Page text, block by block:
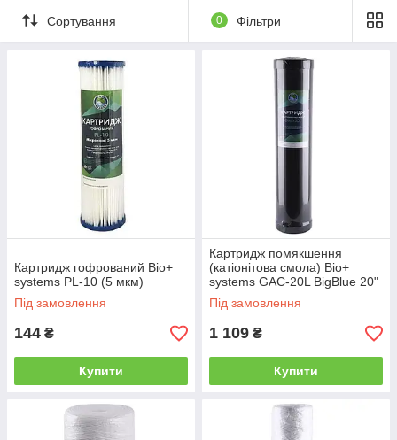
Сортування 0 Фільтри
Картридж гофрований Bio+
systems PL-10 (5 мкм)
Під замовлення
144 ₴
Купити
Картридж помякшення
(катіонітова смола) Bio+
systems GAC-20L BigBlue 20"
Під замовлення
1 109 ₴
Купити